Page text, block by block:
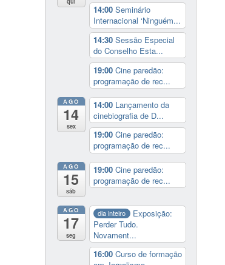
14:00 Seminário
Internacional ‘Ninguém...
14:30 Sessão Especial
do Conselho Esta...
19:00 Cine paredão:
programação de rec...
AGO
14
sex
14:00 Lançamento da
cinebiografia de D...
19:00 Cine paredão:
programação de rec...
AGO
15
sáb
19:00 Cine paredão:
programação de rec...
AGO
17
seg
dia inteiro
Exposição:
Perder Tudo.
Novament...
16:00 Curso de formação